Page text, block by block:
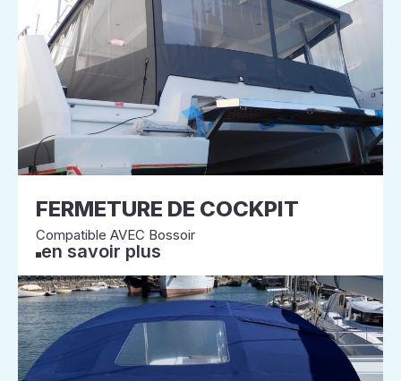
FERMETURE DE COCKPIT
Compatible AVEC Bossoir
en savoir plus